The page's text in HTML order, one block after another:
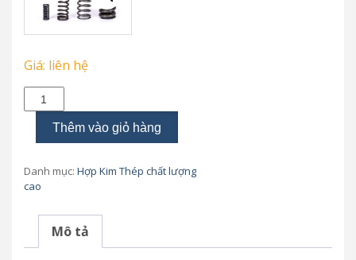
Giá: liên hệ
Thép
lo
Thêm vào giỏ hàng
Danh mục: Hợp Kim Thép chất lượng
cao
Mô tả